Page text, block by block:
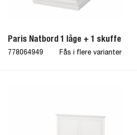
Paris Natbord 1 låge + 1 skuffe
778064949 Fås i flere varianter